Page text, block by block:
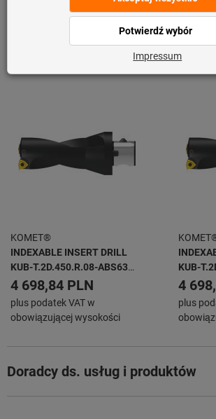
Z tej samej serii "KUB TRIGON"
KOMET®
INDEXABLE INSERT DRILL
KUB-T.2D.450.R.08-ABS63
KUB TRIGON -
4 698,84 PLN
plus podatek VAT w
obowiązującej wysokości
KUB-
KUB
4
plus
Doradcy ds. usług i produktów